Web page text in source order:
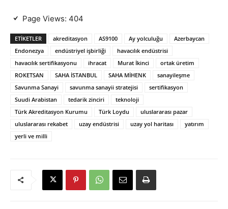
Page Views: 404
ETIKETLER akreditasyon AS9100 Ay yolculuğu
Azerbaycan
Endonezya
endüstriyel işbirliği
havacılık endüstrisi
havacılık sertifikasyonu
ihracat Murat İkinci
ortak üretim
ROKETSAN
SAHA İSTANBUL SAHA MİHENK
sanayileşme
Savunma Sanayi
savunma sanayii stratejisi
sertifikasyon
Suudi Arabistan
tedarik zinciri
teknoloji
Türk Akreditasyon Kurumu
Türk Loydu
uluslararası pazar
uluslararası rekabet
uzay endüstrisi uzay yol haritası
yatırım
yerli ve milli